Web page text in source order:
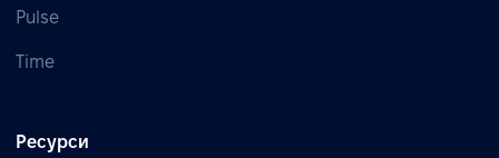
Pulse
Time
Ресурси